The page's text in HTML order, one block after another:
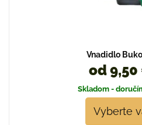
Vnadidlo
od
Skladom -
Vyberte